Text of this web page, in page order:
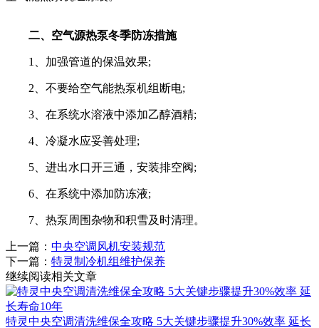
二、空气源热泵冬季防冻措施
1、加强管道的保温效果;
2、不要给空气能热泵机组断电;
3、在系统水溶液中添加乙醇酒精;
4、冷凝水应妥善处理;
5、进出水口开三通，安装排空阀;
6、在系统中添加防冻液;
7、热泵周围杂物和积雪及时清理。
上一篇： 中央空调风机安装规范
下一篇： 特灵制冷机组维护保养
继续阅读相关文章
特灵中央空调清洗维保全攻略 5大关键步骤提升30%效率 延长